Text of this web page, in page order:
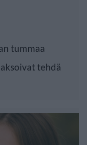
tummaa
tehdä